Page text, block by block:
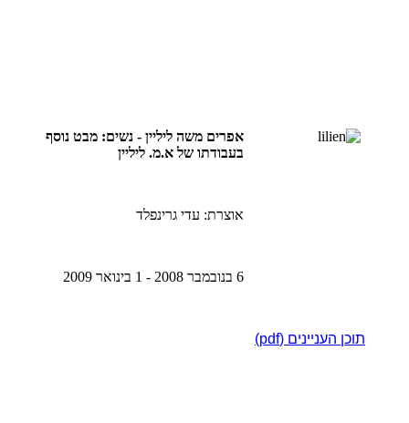
אפרים משה ליליין - נשים: מבט נוסף
בעבודתו של א.מ. ליליין
אוצרת: עדי גרינפלד
6 בנובמבר 2008 - 1 בינואר 2009
תוכן העניינים (pdf)